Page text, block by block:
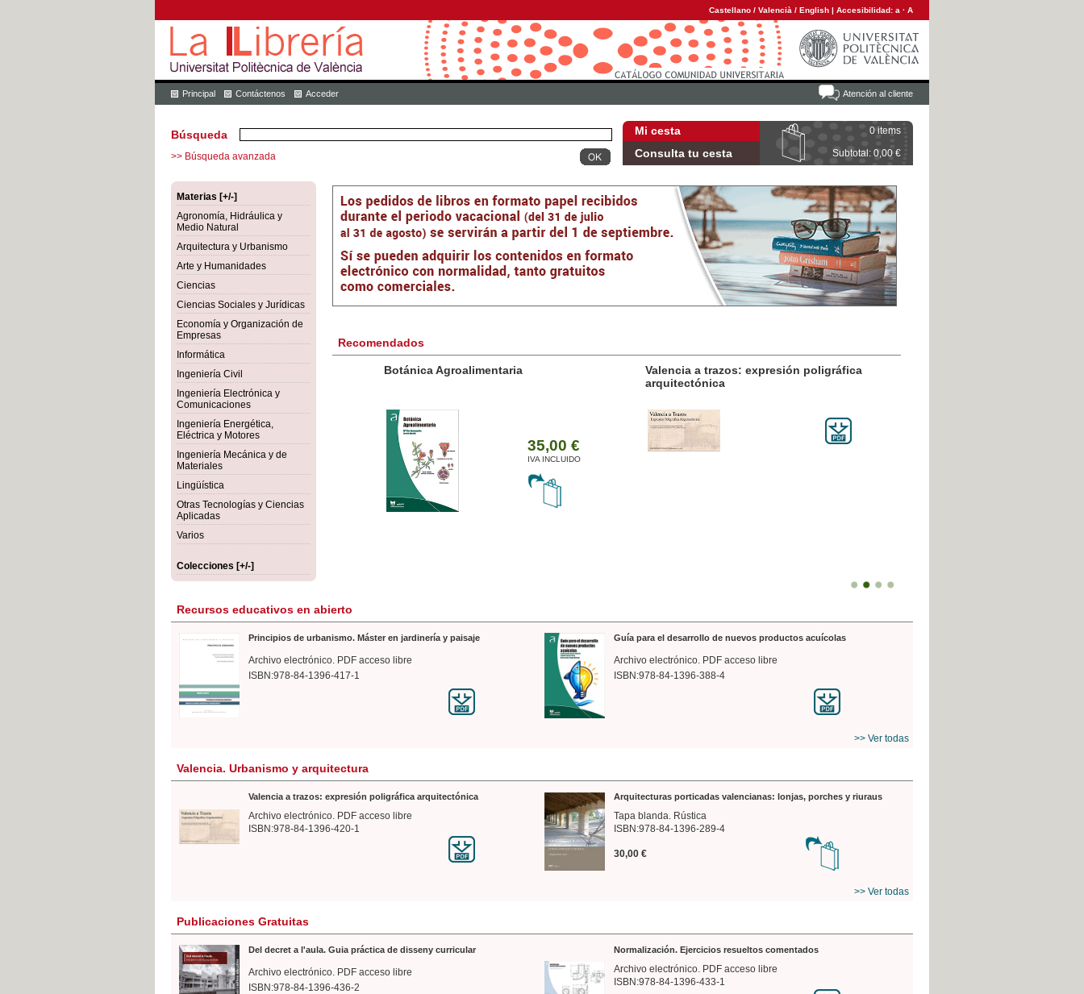
Castellano / Valencià / English | Accesibilidad: a · A
Atención al cliente
Principal Contáctenos Acceder
Mi cesta 0 items
Consulta tu cesta Subtotal: 0,00 €
Búsqueda
>> Búsqueda avanzada
Materias [+/-]
Agronomía, Hidráulica y
Medio Natural
Arquitectura y Urbanismo
Arte y Humanidades
Ciencias
Ciencias Sociales y Jurídicas
Economía y Organización de
Empresas
Informática
Ingeniería Civil
Ingeniería Electrónica y
Comunicaciones
Ingeniería Energética,
Eléctrica y Motores
Ingeniería Mecánica y de
Materiales
Lingüística
Otras Tecnologías y Ciencias
Aplicadas
Varios
Colecciones [+/-]
Recomendados
Botánica Agroalimentaria
35,00 €
IVA INCLUIDO
Valencia a trazos: expresión poligráfica
arquitectónica
Recursos educativos en abierto
Principios de urbanismo. Máster en jardinería y paisaje
Archivo electrónico. PDF acceso libre
ISBN:978-84-1396-417-1
Guía para el desarrollo de nuevos productos acuícolas
Archivo electrónico. PDF acceso libre
ISBN:978-84-1396-388-4
>> Ver todas
Valencia. Urbanismo y arquitectura
Valencia a trazos: expresión poligráfica arquitectónica
Archivo electrónico. PDF acceso libre
ISBN:978-84-1396-420-1
Arquitecturas porticadas valencianas: lonjas, porches y riuraus
Tapa blanda. Rústica
ISBN:978-84-1396-289-4
30,00 €
>> Ver todas
Publicaciones Gratuitas
Del decret a l'aula. Guia práctica de disseny curricular
Archivo electrónico. PDF acceso libre
ISBN:978-84-1396-436-2
Normalización. Ejercicios resueltos comentados
Archivo electrónico. PDF acceso libre
ISBN:978-84-1396-433-1